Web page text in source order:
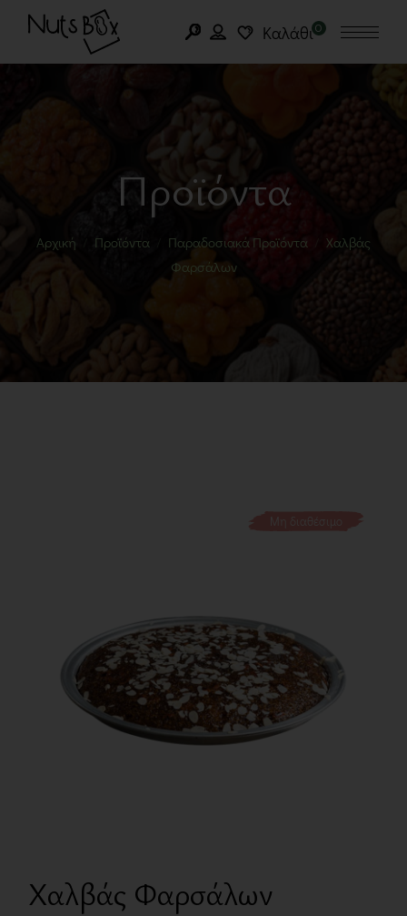
Καλάθι0
Προϊόντα
Αρχική Προϊόντα Παραδοσιακά Προϊόντα
Χαλβάς
Φαρσάλων
Μη διαθέσιμο
Χαλβάς Φαρσάλων